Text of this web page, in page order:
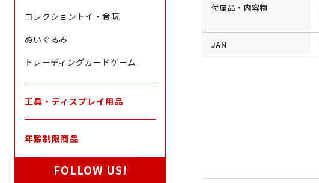
コレクショントイ・食玩
ぬいぐるみ
トレーディングカードゲーム
工具・ディスプレイ用品
年齢制限商品
FOLLOW US!
付属品・内容物
JAN